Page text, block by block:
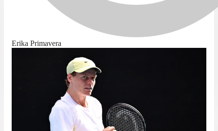
Erika Primavera